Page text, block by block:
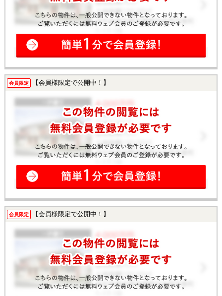
会員限定 【会員様限定で公開中！】
会員限定 【会員様限定で公開中！】